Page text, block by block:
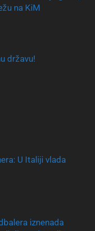
na KiM
državu!
U Italiji vlada
iznenada